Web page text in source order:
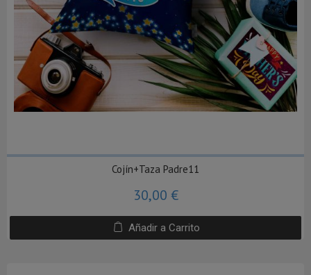
Cojín+Taza Padre11
30,00 €
Añadir a Carrito